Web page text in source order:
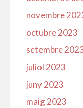
novembre
octubre 2023
setembre
juliol 2023
juny 2023
maig 2023